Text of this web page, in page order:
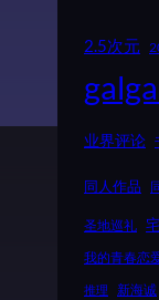
2.5次元
业界评论
同人作品
圣地巡礼
我的青春恋
推理 新海诚